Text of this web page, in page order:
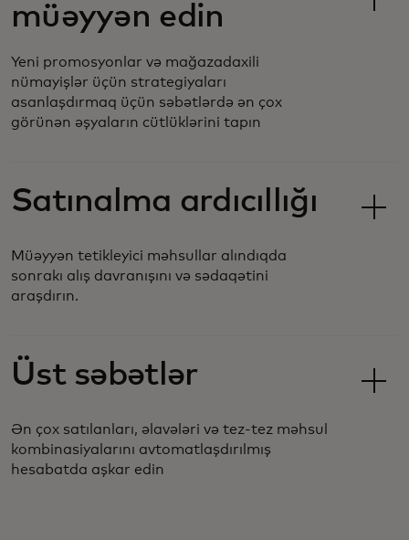
müəyyən edin
Yeni promosyonlar və mağazadaxili
nümayişlər üçün strategiyaları
asanlaşdırmaq üçün səbətlərdə ən çox
görünən əşyaların cütlüklərini tapın
Satınalma ardıcıllığı
Müəyyən tetikleyici məhsullar alındıqda
sonrakı alış davranışını və sədaqətini
araşdırın.
Üst səbətlər
Ən çox satılanları, əlavələri və tez-tez məhsul
kombinasiyalarını avtomatlaşdırılmış
hesabatda aşkar edin